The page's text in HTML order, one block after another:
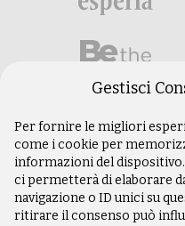
Gestisci
Per fornire le migliori
come i cookie per
informazioni del
ci permetterà di elaborare
navigazione o ID unici su
ritirare il consenso può